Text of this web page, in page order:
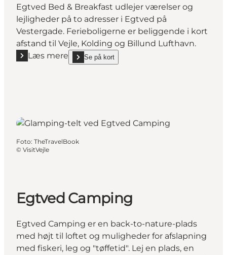
Egtved Bed & Breakfast udlejer værelser og
lejligheder på to adresser i Egtved på
Vestergade. Ferieboligerne er beliggende i kort
afstand til Vejle, Kolding og Billund Lufthavn.
Læs mere
Læs mere "Egtved Bed & Breakfast"
Se på kort
show Egtved Bed & Breakfast on_map
Foto: TheTravelBook
© VisitVejle
Egtved Camping
Egtved Camping er en back-to-nature-plads
med højt til loftet og muligheder for afslapning
med fiskeri, leg og "tøffetid". Lej en plads, en